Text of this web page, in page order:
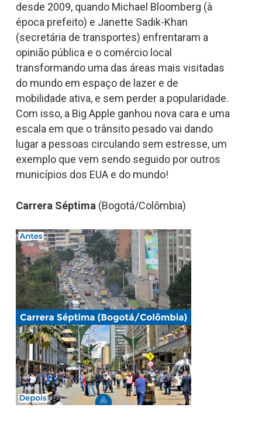
desde 2009, quando Michael Bloomberg (à
época prefeito) e Janette Sadik-Khan
(secretária de transportes) enfrentaram a
opinião pública e o comércio local
transformando uma das áreas mais visitadas
do mundo em espaço de lazer e de
mobilidade ativa, e sem perder a popularidade.
Com isso, a Big Apple ganhou nova cara e uma
escala em que o trânsito pesado vai dando
lugar a pessoas circulando sem estresse, um
exemplo que vem sendo seguido por outros
municípios dos EUA e do mundo!
Carrera Séptima (Bogotá/Colômbia)